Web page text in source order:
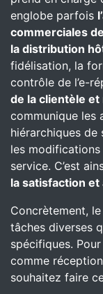
englobe parfois
commerciales
la distribution
fidélisation, la
contrôle de l’e-
de la clientèle
communique les
hiérarchiques
les modifications
service. C’est
la satisfaction
Concrètement,
tâches diverses
spécifiques.
comme
souhaitez faire